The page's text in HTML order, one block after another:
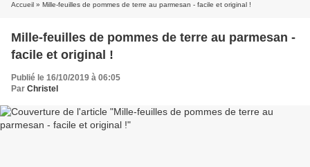
Accueil » Mille-feuilles de pommes de terre au parmesan - facile et original !
Mille-feuilles de pommes de terre au parmesan -
facile et original !
Publié le 16/10/2019 à 06:05
Par Christel